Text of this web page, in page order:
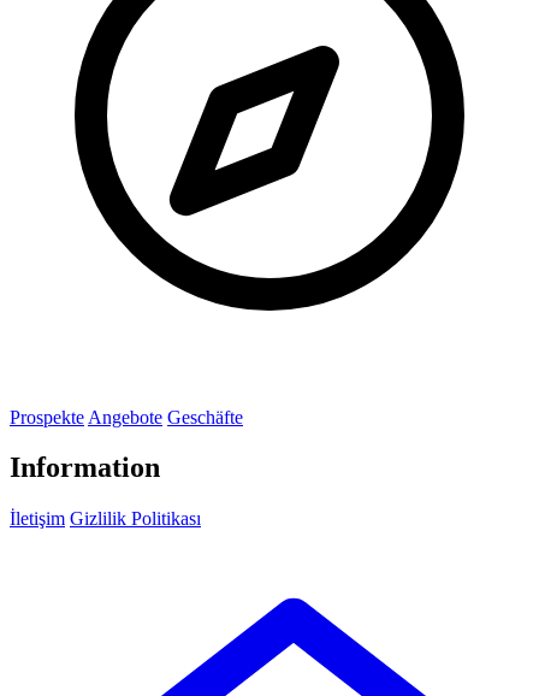
Prospekte Angebote Geschäfte
Information
İletişim Gizlilik Politikası